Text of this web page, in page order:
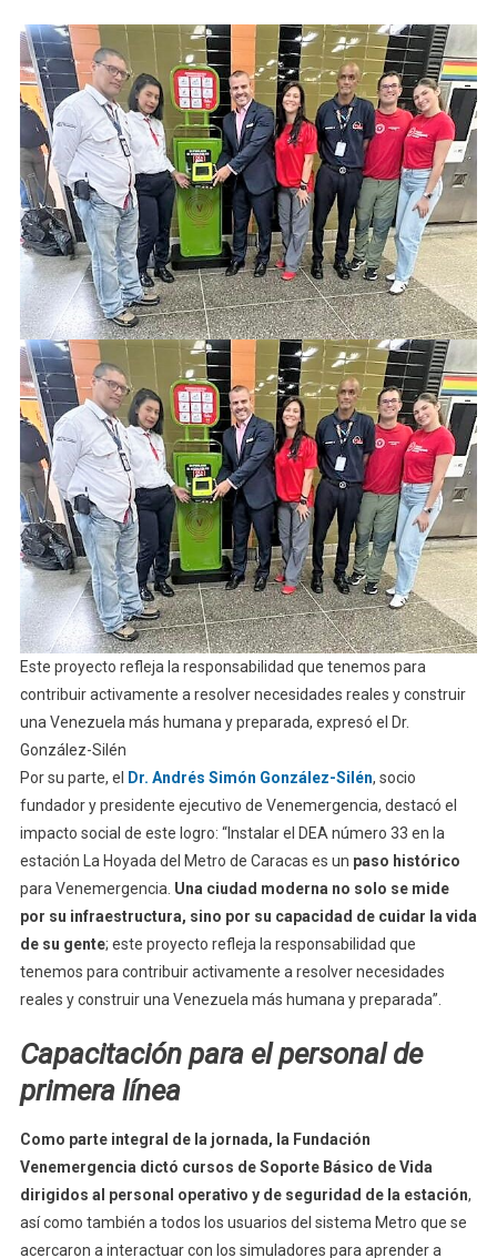
Este proyecto refleja la responsabilidad que tenemos para
contribuir activamente a resolver necesidades reales y construir
una Venezuela más humana y preparada, expresó el Dr.
González-Silén
Por su parte, el
Dr. Andrés Simón González-Silén, socio
fundador y presidente ejecutivo de Venemergencia, destacó el
impacto social de este logro: “Instalar el DEA número 33 en la
estación La Hoyada del Metro de Caracas es un paso histórico
para Venemergencia. Una ciudad moderna no solo se mide
por su infraestructura, sino por su capacidad de cuidar la vida
de su gente; este proyecto refleja la responsabilidad que
tenemos para contribuir activamente a resolver necesidades
reales y construir una Venezuela más humana y preparada”.
Capacitación para el personal de
primera línea
Como parte integral de la jornada, la Fundación
Venemergencia dictó cursos de Soporte Básico de Vida
dirigidos al personal operativo y de seguridad de la estación,
así como también a todos los usuarios del sistema Metro que se
acercaron a interactuar con los simuladores para aprender a